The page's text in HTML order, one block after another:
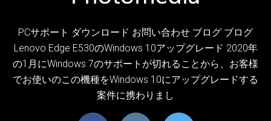
PCサポート ダウンロード お問い合わせ ブログ ブログ
Lenovo Edge E530のWindows 10アップグレード 2020年
の1月にWindows 7のサポートが切れることから、お客様
でお使いのこの機種をWindows 10にアップグレードする
案件に携わりまし